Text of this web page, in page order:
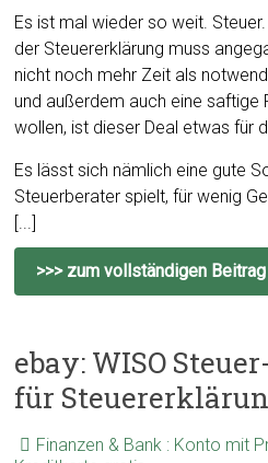
Es ist mal wieder so weit.
der Steuererklärung muss
nicht noch mehr Zeit als
und außerdem auch eine saftige
wollen, ist dieser Deal etwas für
Es lässt sich nämlich eine gute
Steuerberater spielt, für wenig
[...]
>>> zum vollständigen
ebay: WISO
für
Finanzen & Bank : Konto mit